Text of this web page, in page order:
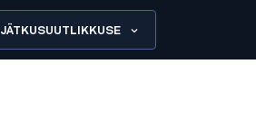
JÄTKUSUUTLIKKUSE